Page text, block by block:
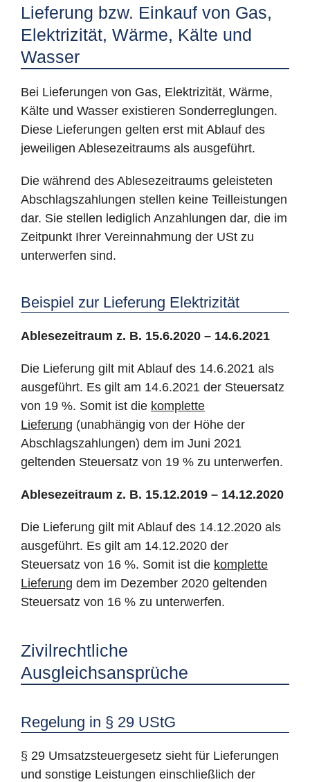
Lieferung bzw. Einkauf von Gas,
Elektrizität, Wärme, Kälte und
Wasser
Bei Lieferungen von Gas, Elektrizität, Wärme,
Kälte und Wasser existieren Sonderreglungen.
Diese Lieferungen gelten erst mit Ablauf des
jeweiligen Ablesezeitraums als ausgeführt.
Die während des Ablesezeitraums geleisteten
Abschlagszahlungen stellen keine Teilleistungen
dar. Sie stellen lediglich Anzahlungen dar, die im
Zeitpunkt Ihrer Vereinnahmung der USt zu
unterwerfen sind.
Beispiel zur Lieferung Elektrizität
Ablesezeitraum z. B. 15.6.2020 – 14.6.2021
Die Lieferung gilt mit Ablauf des 14.6.2021 als
ausgeführt. Es gilt am 14.6.2021 der Steuersatz
von 19 %. Somit ist die komplette
Lieferung (unabhängig von der Höhe der
Abschlagszahlungen) dem im Juni 2021
geltenden Steuersatz von 19 % zu unterwerfen.
Ablesezeitraum z. B. 15.12.2019 – 14.12.2020
Die Lieferung gilt mit Ablauf des 14.12.2020 als
ausgeführt. Es gilt am 14.12.2020 der
Steuersatz von 16 %. Somit ist die komplette
Lieferung dem im Dezember 2020 geltenden
Steuersatz von 16 % zu unterwerfen.
Zivilrechtliche
Ausgleichsansprüche
Regelung in § 29 UStG
§ 29 Umsatzsteuergesetz sieht für Lieferungen
und sonstige Leistungen einschließlich der